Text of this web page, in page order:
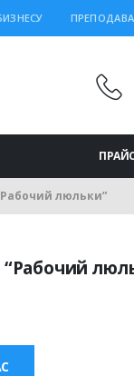
люльки”
₽.